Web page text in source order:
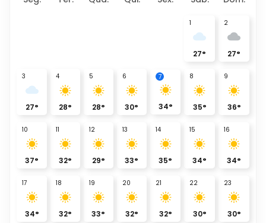
1
27°
2
27°
3
27°
4
28°
5
28°
6
30°
7
34°
8
35°
9
36°
10
37°
11
32°
12
29°
13
33°
14
35°
15
34°
16
34°
17
34°
18
32°
19
33°
20
32°
21
32°
22
30°
23
30°